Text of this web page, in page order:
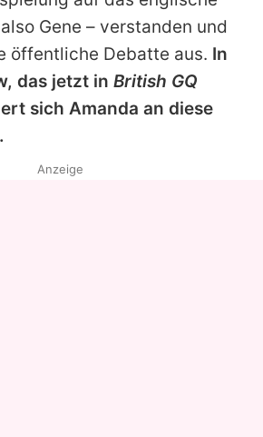
Utiq verwalten
Gene – verstanden und
öffentliche Debatte aus. In
das jetzt in British GQ
sich Amanda an diese
Anzeige